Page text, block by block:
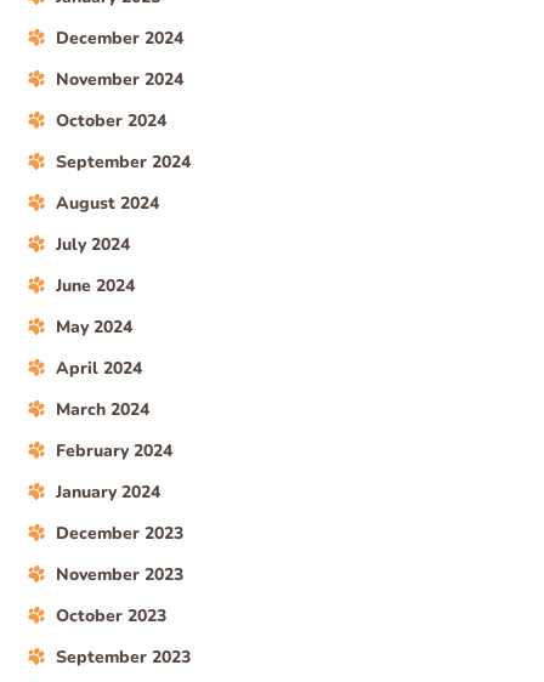
December 2024
November 2024
October 2024
September 2024
August 2024
July 2024
June 2024
May 2024
April 2024
March 2024
February 2024
January 2024
December 2023
November 2023
October 2023
September 2023